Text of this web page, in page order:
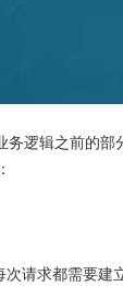
务逻辑之前的
请求都需要建